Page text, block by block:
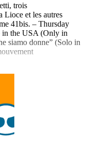
trois
Lioce et les autres
41bis. – Thursday
in the USA (Only in
siamo donne” (Solo in